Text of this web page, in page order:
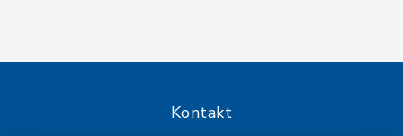
Kontakt